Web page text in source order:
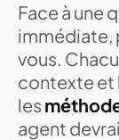
Face à une
immédiate,
vous.
contexte et
les
agent